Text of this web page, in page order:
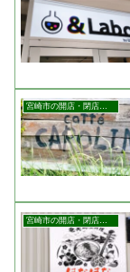
宮崎市の開店・閉店まとめ